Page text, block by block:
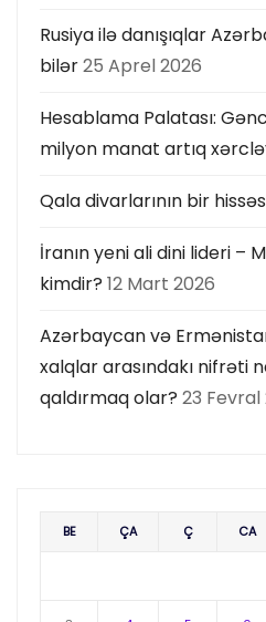
Rusiya ilə danışıqlar
bilər25 Aprel 2026
Hesablama Palatası:
milyon manat artıq
Qala divarlarının bir
İranın yeni ali dini lideri –
kimdir? 12 Mart 2026
Azərbaycan və
xalqlar arasındakı nifrəti
qaldırmaq olar? 23 Fevral
BE ÇA Ç CA